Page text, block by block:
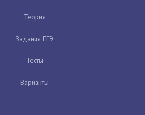
Теория
Задания ЕГЭ
Тесты
Варианты